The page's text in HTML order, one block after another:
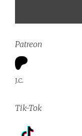
Patreon
J.C.
Tik-Tok